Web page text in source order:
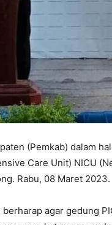
(Pemkab) dalam
Care Unit) NICU
Rabu, 08 Maret 2023.
agar gedung